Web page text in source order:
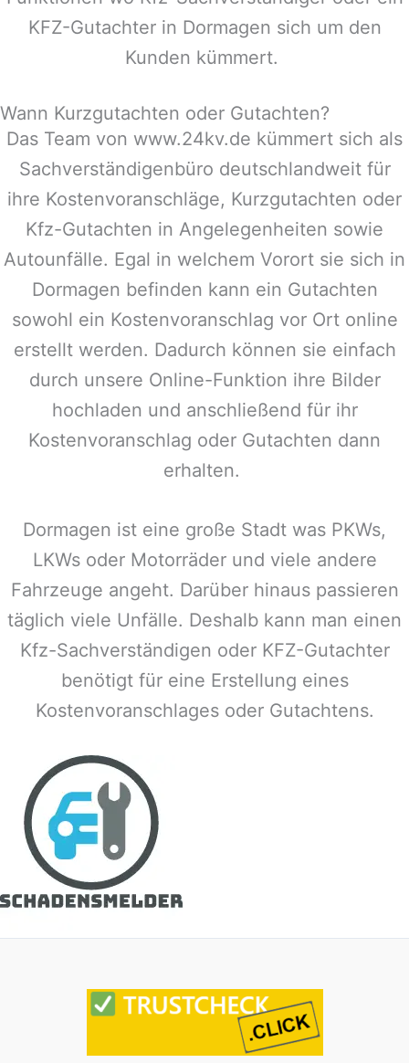
KFZ-Gutachter in Dormagen sich um den
Kunden kümmert.
Wann Kurzgutachten oder Gutachten?
Das Team von www.24kv.de kümmert sich als
Sachverständigenbüro deutschlandweit für
ihre Kostenvoranschläge, Kurzgutachten oder
Kfz-Gutachten in Angelegenheiten sowie
Autounfälle. Egal in welchem Vorort sie sich in
Dormagen befinden kann ein Gutachten
sowohl ein Kostenvoranschlag vor Ort online
erstellt werden. Dadurch können sie einfach
durch unsere Online-Funktion ihre Bilder
hochladen und anschließend für ihr
Kostenvoranschlag oder Gutachten dann
erhalten.
Dormagen ist eine große Stadt was PKWs,
LKWs oder Motorräder und viele andere
Fahrzeuge angeht. Darüber hinaus passieren
täglich viele Unfälle. Deshalb kann man einen
Kfz-Sachverständigen oder KFZ-Gutachter
benötigt für eine Erstellung eines
Kostenvoranschlages oder Gutachtens.